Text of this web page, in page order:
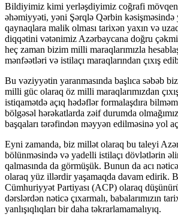
Bildiyimiz kimi yerləşdiyimiz coğrafi
əhəmiyyəti, yəni Şərqlə Qərbin kəsişməsində
qaynaqlara malik olması tarixən yaxın və
diqqətini vətənimiz Azərbaycana doğru
heç zaman bizim milli maraqlarımızla
mənfəətləri və istilaçı maraqlarından çıxış
Bu vəziyyətin yaranmasında başlıca səbəb
milli güc olaraq öz milli maraqlarımızdan
istiqamətdə açıq hədəflər formalaşdıra
bölgəsəl hərəkatlarda zəif durumda
başqaları tərəfindən məyyən edilməsinə yol
Eyni zamanda, biz millət olaraq bu taleyi
bölünməsində və yadelli istilaçı dövlətlərin
qalmasında da görmüşük. Bunun da acı
olaraq yüz illərdir yaşamaqda davam edirik.
Cümhuriyyət Partiyası (ACP) olaraq
dərslərdən nəticə çıxarmalı, babalarımızın
yanlışıqlıqları bir daha təkrarlamamalıyıq.